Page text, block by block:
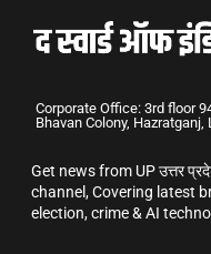
Corporate Office: 3rd floor
Bhavan Colony,
Get news from UP उत्तर
channel, Covering latest
election, crime & AI